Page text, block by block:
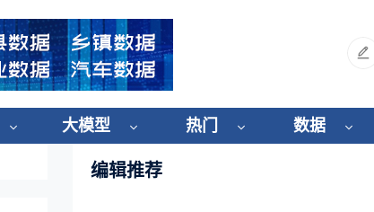
大模型 热门 数据
编辑推荐